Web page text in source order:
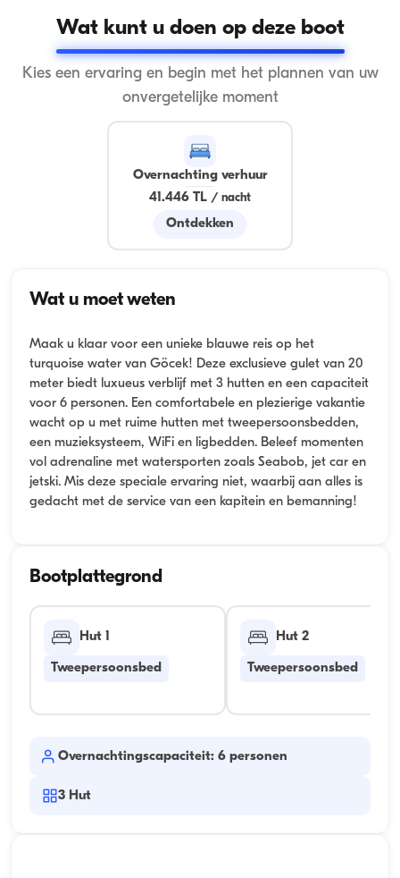
Wat kunt u doen op deze boot
Kies een ervaring en begin met het plannen van uw
onvergetelijke moment
Overnachting verhuur
41.446 TL / nacht
Ontdekken
Wat u moet weten
Maak u klaar voor een unieke blauwe reis op het
turquoise water van Göcek! Deze exclusieve gulet van 20
meter biedt luxueus verblijf met 3 hutten en een capaciteit
voor 6 personen. Een comfortabele en plezierige vakantie
wacht op u met ruime hutten met tweepersoonsbedden,
een muzieksysteem, WiFi en ligbedden. Beleef momenten
vol adrenaline met watersporten zoals Seabob, jet car en
jetski. Mis deze speciale ervaring niet, waarbij aan alles is
gedacht met de service van een kapitein en bemanning!
Bootplattegrond
Hut 1
Tweepersoonsbed
Hut 2
Tweepersoonsbed
Overnachtingscapaciteit: 6 personen
3 Hut